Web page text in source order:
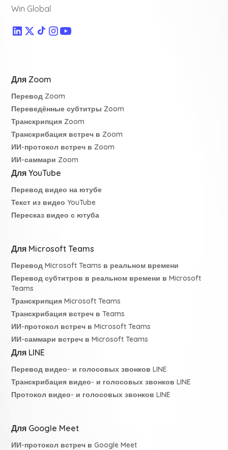
Win Global
Для Zoom
Перевод Zoom
Переведённые субтитры Zoom
Транскрипция Zoom
Транскрибация встреч в Zoom
ИИ-протокол встреч в Zoom
ИИ-саммари Zoom
Для YouTube
Перевод видео на ютубе
Текст из видео YouTube
Пересказ видео с ютуба
Для Microsoft Teams
Перевод Microsoft Teams в реальном времени
Перевод субтитров в реальном времени в Microsoft
Teams
Транскрипция Microsoft Teams
Транскрибация встреч в Teams
ИИ-протокол встреч в Microsoft Teams
ИИ-саммари встреч в Microsoft Teams
Для LINE
Перевод видео- и голосовых звонков LINE
Транскрибация видео- и голосовых звонков LINE
Протокол видео- и голосовых звонков LINE
Для Google Meet
ИИ-протокол встреч в Google Meet